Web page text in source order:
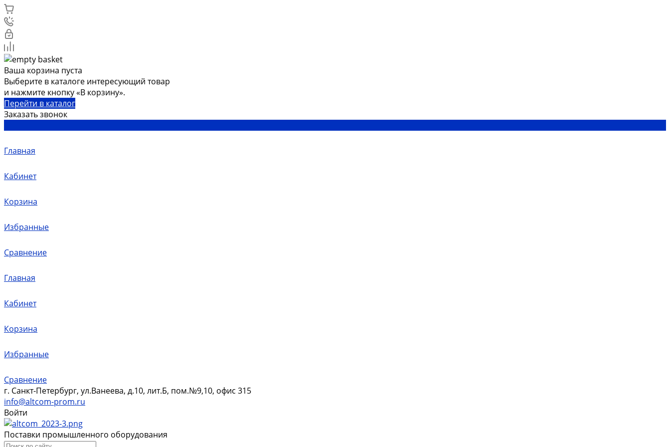
Ваша корзина пуста
Выберите в каталоге интересующий товар
и нажмите кнопку «В корзину».
Перейти в каталог
Заказать звонок
Главная
Кабинет
Корзина
Избранные
Сравнение
Главная
Кабинет
Корзина
Избранные
Сравнение
г. Санкт-Петербург, ул.Ванеева, д.10, лит.Б, пом.№9,10, офис 315
info@altcom-prom.ru
Войти
Поставки промышленного оборудования